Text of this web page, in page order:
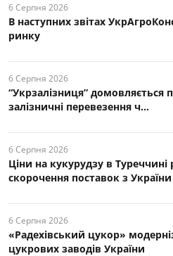
6 Серпня 2026
В наступних звітах
ринку
6 Серпня 2026
“Укрзалізниця” домовляється
залізничні перевезення ч...
6 Серпня 2026
Ціни на кукурудзу в Туреччині
скорочення поставок з України
6 Серпня 2026
«Радехівський цукор»
цукрових заводів України